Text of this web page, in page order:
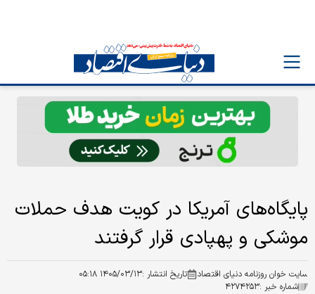
پایگاه‌های آمریکا در کویت هدف حملات
موشکی و پهپادی قرار گرفتند
سایت خوان روزنامه دنیای اقتصاد تاریخ انتشار :۱۴۰۵/۰۳/۱۳ ۰۵:۱۸
شماره خبر :۴۲۷۴۲۵۳